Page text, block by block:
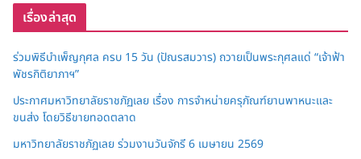
เรื่องล่าสุด
ร่วมพิธีบำเพ็ญกุศล ครบ 15 วัน (ปัณรสมวาร) ถวายเป็นพระกุศลแด่ “เจ้าฟ้า
พัชรกิติยาภาฯ”
ประกาศมหาวิทยาลัยราชภัฏเลย เรื่อง การจำหน่ายครุภัณฑ์ยานพาหนะและ
ขนส่ง โดยวิธีขายทอดตลาด
มหาวิทยาลัยราชภัฏเลย ร่วมงานวันจักรี 6 เมษายน 2569